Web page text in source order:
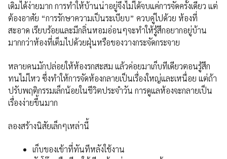
เดิมได้ง่ายมาก การทำให้บ้านน่าอยู่จึงไม่ได้จบแค่การจัดครั้งเดียว แต่
ต้องอาศัย “การรักษาความเป็นระเบียบ” ควบคู่ไปด้วย ห้องที่
สะอาด เรียบร้อยและมีกลิ่นหอมอ่อนๆจะทำให้รู้สึกอยากอยู่บ้าน
มากกว่าห้องที่เต็มไปด้วยฝุ่นหรือของวางกระจัดกระจาย
หลายคนมักปล่อยให้ห้องรกสะสม แล้วค่อยมาเก็บทีเดียวตอนรู้สึก
ทนไม่ไหว ซึ่งทำให้การจัดห้องกลายเป็นเรื่องใหญ่และเหนื่อย แต่ถ้า
ปรับพฤติกรรมเล็กน้อยในชีวิตประจำวัน การดูแลห้องจะกลายเป็น
เรื่องง่ายขึ้นมาก
ลองสร้างนิสัยเล็กๆเหล่านี้
เก็บของเข้าที่ทันทีหลังใช้งาน